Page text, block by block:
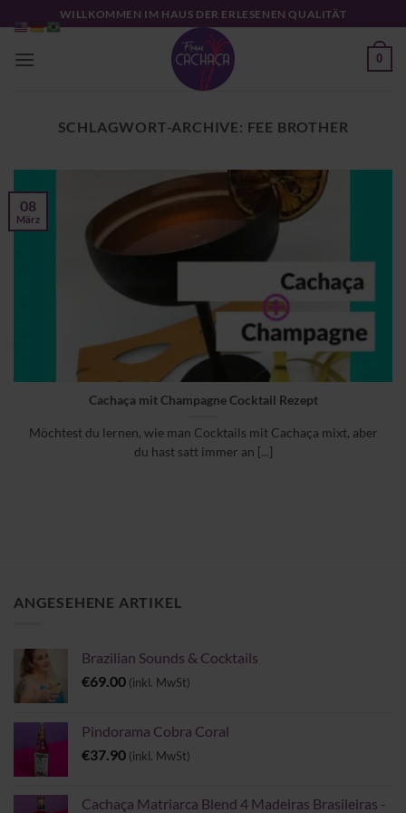
Inhalt
springen
WILLKOMMEN IM HAUS DER ERLESENEN QUALITÄT
0
SCHLAGWORT-ARCHIVE: FEE BROTHER
Cachaça mit Champagne Cocktail Rezept
Möchtest du lernen, wie man Cocktails mit Cachaça mixt, aber
du hast satt immer an [...]
08
März
ANGESEHENE ARTIKEL
Brazilian Sounds & Cocktails
€69.00 (inkl. MwSt)
Pindorama Cobra Coral
€37.90 (inkl. MwSt)
Cachaça Matriarca Blend 4 Madeiras Brasileiras -